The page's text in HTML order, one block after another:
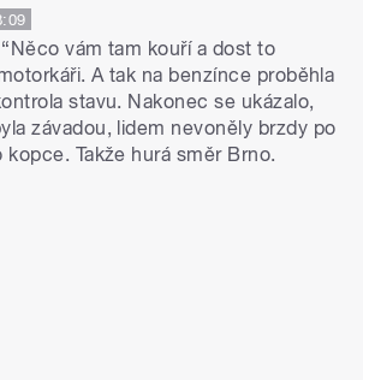
vám tam kouří a dost to
A tak na benzínce proběhla
stavu. Nakonec se ukázalo,
závadou, lidem nevoněly brzdy po
kopce. Takže hurá směr Brno.